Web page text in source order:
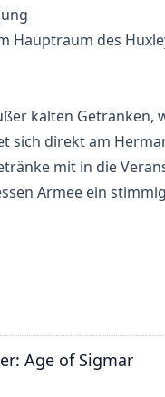
Hauptraum des
kalten Getränken,
sich direkt am
mit in die
Armee ein
Age of Sigmar